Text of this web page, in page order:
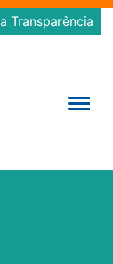
Transparência